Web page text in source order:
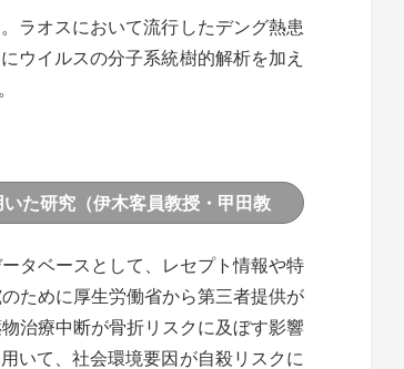
ラオスにおいて流行したデング熱患
ウイルスの分子系統樹的解析を加え
た研究（伊木客員教授・甲田教
タベースとして、レセプト情報や特
ために厚生労働省から第三者提供が
治療中断が骨折リスクに及ぼす影響
いて、社会環境要因が自殺リスクに